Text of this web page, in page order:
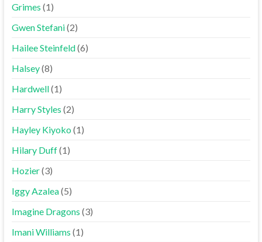
Grimes (1)
Gwen Stefani(2)
Hailee Steinfeld(6)
Halsey(8)
Hardwell(1)
Harry Styles (2)
Hayley Kiyoko(1)
Hilary Duff(1)
Hozier(3)
Iggy Azalea(5)
Imagine Dragons (3)
Imani Williams (1)